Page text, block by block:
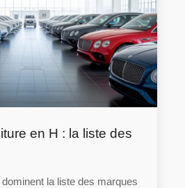
en H : la liste des
la liste des marques